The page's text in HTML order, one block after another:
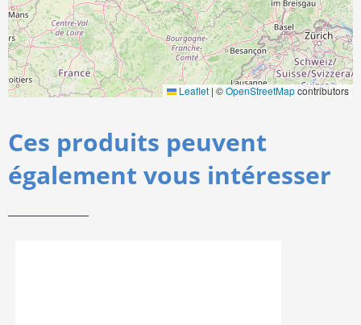
Leaflet | ©OpenStreetMapcontributors
Ces produits peuvent
également vous intéresser